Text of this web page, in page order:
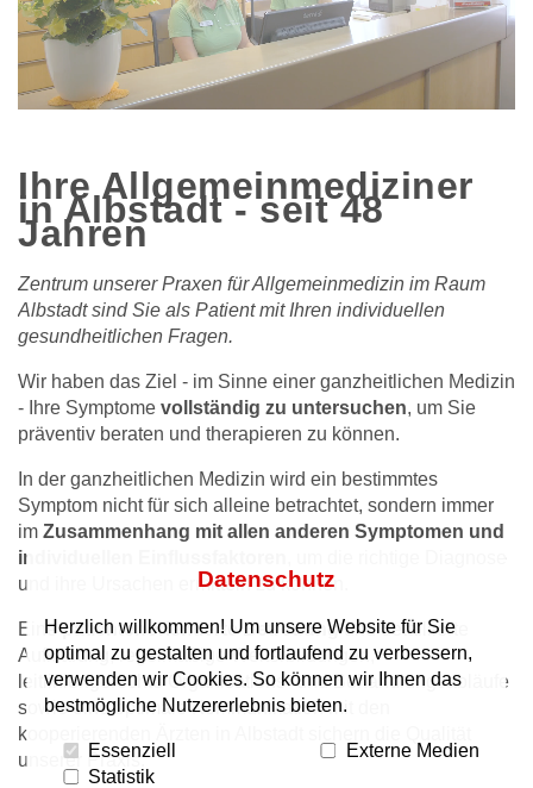
Ihre Allgemeinmediziner
in Albstadt - seit 48
Jahren
Zentrum unserer Praxen für Allgemeinmedizin im Raum
Albstadt sind Sie als Patient mit Ihren individuellen
gesundheitlichen Fragen.
Wir haben das Ziel - im Sinne einer ganzheitlichen Medizin
- Ihre Symptome vollständig zu untersuchen, um Sie
präventiv beraten und therapieren zu können.
In der ganzheitlichen Medizin wird ein bestimmtes
Symptom nicht für sich alleine betrachtet, sondern immer
im Zusammenhang mit allen anderen Symptomen und
individuellen Einflussfaktoren
und ihre Ursachen ermitteln zu können.
Einepatientenorientierte Betreuungund detaillierte
Aufklärung, regelmäßige Weiterbildungen,
leitliniengerechte Organisations- und Behandlungsabläufe
sowie eine optimale Kommunikation mit den
kooperierenden Ärzten in Albstadt sichern die Qualität
unserer Praxis.
Datenschutz
Herzlich willkommen! Um unsere Website für Sie
optimal zu gestalten und fortlaufend zu verbessern,
verwenden wir Cookies. So können wir Ihnen das
bestmögliche Nutzererlebnis bieten.
Essenziell
Externe Medien
Statistik